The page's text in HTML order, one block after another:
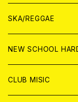
ANALOG
ANALOG
ANALOG
CD
CD
ANALOG
WORLD
CD
ANALOG
JAPAN
CD
ANALOG
WORLD
CD
SKA/REGGAE
JAPAN
CD
WORLD
NEW SCHOOL
JAPAN
CLUB MISIC